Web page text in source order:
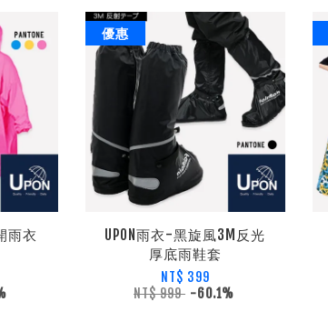
雨衣
優惠
UPON雨衣-黑旋風3M反光
厚底雨鞋套
NT$ 399
NT$ 999 -60.1%